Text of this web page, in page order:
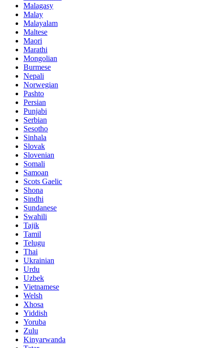
Malagasy
Malay
Malayalam
Maltese
Maori
Marathi
Mongolian
Burmese
Nepali
Norwegian
Pashto
Persian
Punjabi
Serbian
Sesotho
Sinhala
Slovak
Slovenian
Somali
Samoan
Scots Gaelic
Shona
Sindhi
Sundanese
Swahili
Tajik
Tamil
Telugu
Thai
Ukrainian
Urdu
Uzbek
Vietnamese
Welsh
Xhosa
Yiddish
Yoruba
Zulu
Kinyarwanda